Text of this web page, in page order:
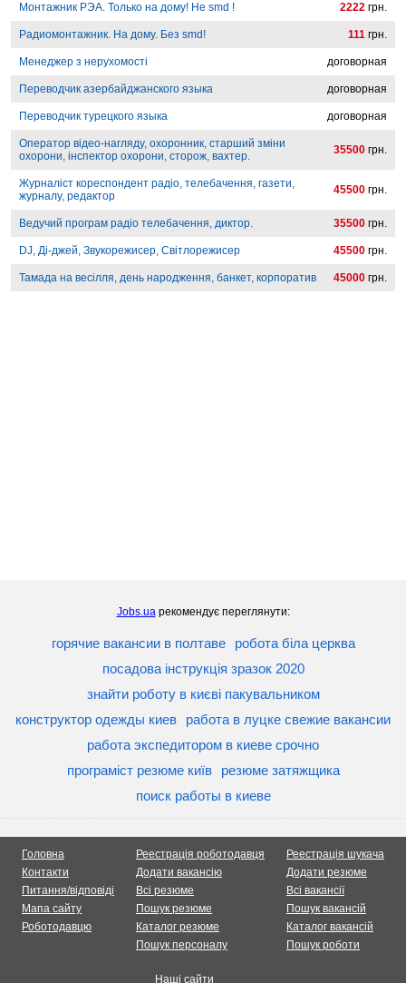
Монтажник РЭА. Только на дому! Не smd ! 2222 грн.
Радиомонтажник. На дому. Без smd! 111 грн.
Менеджер з нерухомості договорная
Переводчик азербайджанского языка договорная
Переводчик турецкого языка договорная
Оператор відео-нагляду, охоронник, старший зміни
охорони, інспектор охорони, сторож, вахтер.
35500 грн.
Журналіст кореспондент радіо, телебачення, газети,
журналу, редактор
45500 грн.
Ведучий програм радіо телебачення, диктор. 35500 грн.
DJ, Ді-джей, Звукорежисер, Світлорежисер 45500 грн.
Тамада на весілля, день народження, банкет, корпоратив 45000 грн.
Jobs.uaрекомендує переглянути:
горячие вакансии в полтаве
робота біла церква
посадова інструкція зразок 2020
знайти роботу в києві пакувальником
конструктор одежды киев
работа в луцке свежие вакансии
работа экспедитором в киеве срочно
програміст резюме київ
резюме затяжщика
поиск работы в киеве
Головна
Контакти
Питання/відповіді
Мапа сайту
Роботодавцю
Реестрація роботодавця
Додати вакансію
Всі резюме
Пошук резюме
Каталог резюме
Пошук персоналу
Реестрація шукача
Додати резюме
Всі вакансії
Пошук вакансій
Каталог вакансій
Пошук роботи
Наші сайти